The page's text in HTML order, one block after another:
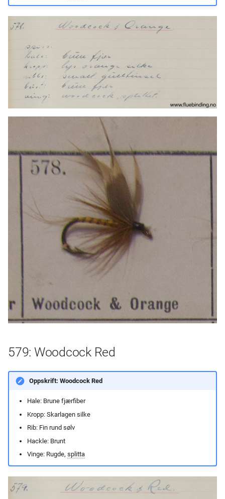
579: Woodcock Red
Oppskrift: Woodcock Red
Hale: Brune fjærfiber
Kropp: Skarlagen silke
Rib: Fin rund sølv
Hackle: Brunt
Vinge: Rugde, splitta